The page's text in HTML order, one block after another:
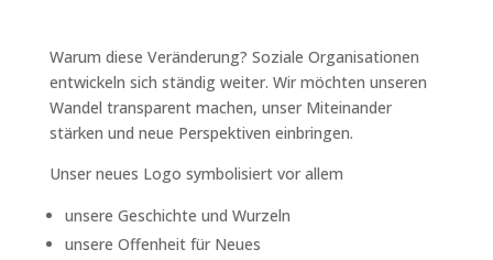
Warum diese Veränderung? Soziale Organisationen
entwickeln sich ständig weiter. Wir möchten unseren
Wandel transparent machen, unser Miteinander
stärken und neue Perspektiven einbringen.
Unser neues Logo symbolisiert vor allem
unsere Geschichte und Wurzeln
unsere Offenheit für Neues